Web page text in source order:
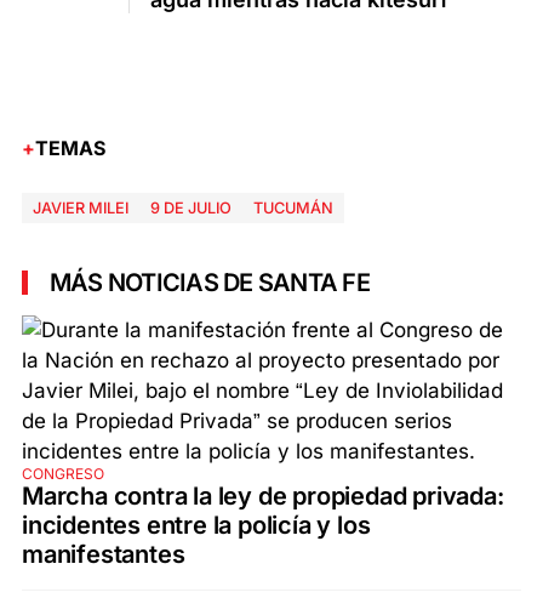
TEMAS
JAVIER MILEI 9 DE JULIO TUCUMÁN
MÁS NOTICIAS DE SANTA FE
CONGRESO
Marcha contra la ley de propiedad privada:
incidentes entre la policía y los
manifestantes